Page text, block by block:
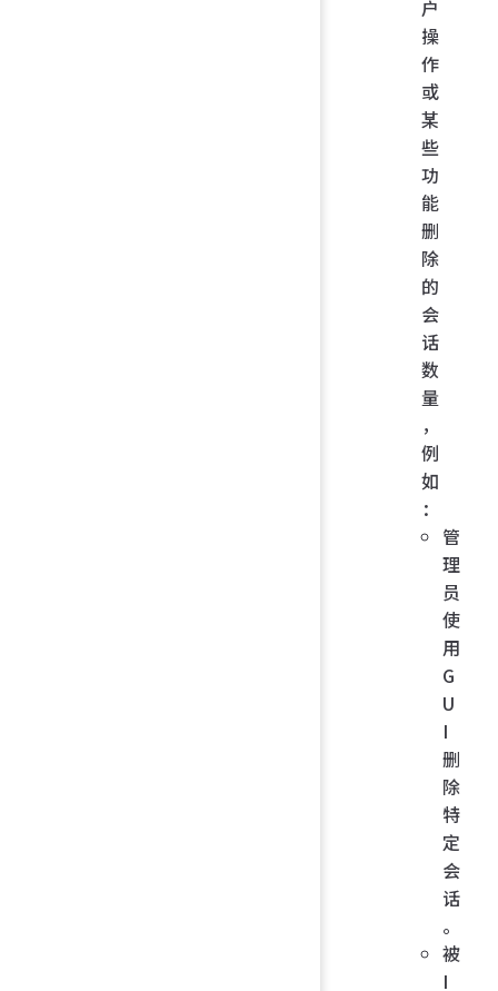
户
操
作
或
某
些
功
能
删
除
的
会
话
数
量
，
例
如
：
管
理
员
使
用
G
U
I
删
除
特
定
会
话
。
被
I